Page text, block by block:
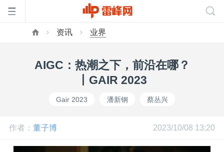
资讯 业界
AIGC：热潮之下，前沿在哪？
丨GAIR 2023
Gair 2023 潘新钢 蔡丛兴
作者： 董子博 2023/10/08 13:20